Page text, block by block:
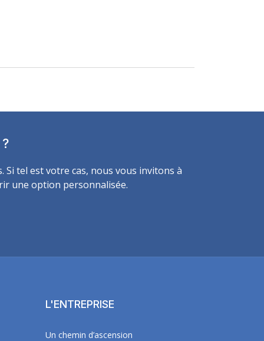
tel est votre cas, nous vous invitons à
une option personnalisée.
L'ENTREPRISE
Un chemin d’ascension